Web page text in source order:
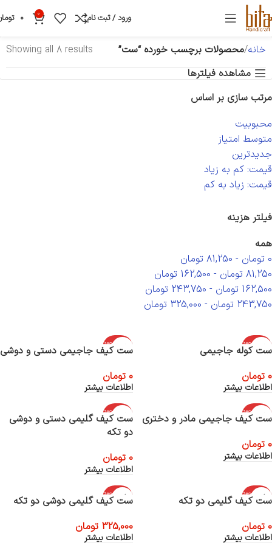
ورود / ثبت نام 0
0
خانه محصولات برچسب خورده “ست”
Showing all 8 results
مشاهده فیلترها
مرتب سازی بر اساس
محبوبیت
متوسط امتیاز
جدیدترین
قیمت: کم به زیاد
قیمت: زیاد به کم
فیلتر هزینه
همه
0 تومان -
81,250 تومان
81,250 تومان -
162,500 تومان
162,500 تومان -
243,750 تومان
243,750 تومان -
325,000 تومان
اتمام موجود
ی
ست کوله جاجیمی
0 تومان
اطلاعات بیشتر
اتمام موجود
ی
ست کیف جاجیمی دستی و دوشی
0 تومان
اطلاعات بیشتر
اتمام موجود
ی
ست کیف جاجیمی مادر و دختری
0 تومان
اطلاعات بیشتر
اتمام موجود
ی
ست کیف گلیمی دستی و دوشی
دو تکه
0 تومان
اطلاعات بیشتر
اتمام موجود
ی
ست کیف گلیمی دو تکه
0 تومان
اطلاعات بیشتر
اتمام موجود
ی
ست کیف گلیمی دوشی دو تکه
325,000 تومان
اطلاعات بیشتر